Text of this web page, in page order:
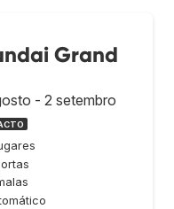
Grand
- 2 setembro